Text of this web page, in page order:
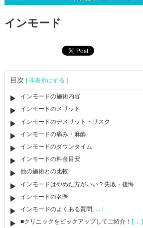
インモード
目次[ 非表示にする ]
インモードの施術内容
インモードのメリット
インモードのデメリット・リスク
インモードの痛み・麻酔
インモードのダウンタイム
インモードの料金目安
他の施術との比較
インモードはやめた方がいい？失敗・後悔
インモードの名医
インモードのよくある質問[ ... ]
■クリニックをピックアップしてご紹介！ [ ... ]